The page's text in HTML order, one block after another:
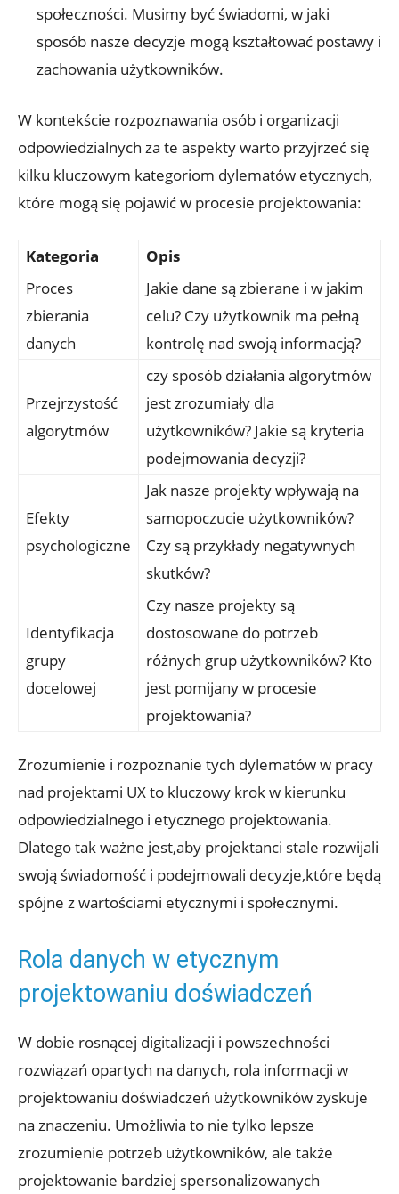
społeczności. Musimy być świadomi, w jaki
sposób nasze decyzje mogą kształtować postawy i
zachowania użytkowników.
W kontekście rozpoznawania osób i organizacji
odpowiedzialnych za te aspekty warto przyjrzeć się
kilku kluczowym kategoriom dylematów etycznych,
które mogą się pojawić w procesie projektowania:
Kategoria
Opis
Proces
zbierania
danych
Jakie dane są zbierane i w jakim
celu? Czy użytkownik ma pełną
kontrolę nad swoją informacją?
Przejrzystość
algorytmów
czy sposób działania algorytmów
jest zrozumiały dla
użytkowników? Jakie są kryteria
podejmowania decyzji?
Efekty
psychologiczne
Jak nasze projekty wpływają na
samopoczucie użytkowników?
Czy są przykłady negatywnych
skutków?
Identyfikacja
grupy
docelowej
Czy nasze projekty są
dostosowane do potrzeb
różnych grup użytkowników? Kto
jest pomijany w procesie
projektowania?
Zrozumienie i rozpoznanie tych dylematów w pracy
nad projektami UX to kluczowy krok w kierunku
odpowiedzialnego i etycznego projektowania.
Dlatego tak ważne jest,aby projektanci stale rozwijali
swoją świadomość i podejmowali decyzje,które będą
spójne z wartościami etycznymi i społecznymi.
Rola danych w etycznym
projektowaniu doświadczeń
W dobie rosnącej digitalizacji i powszechności
rozwiązań opartych na danych, rola informacji w
projektowaniu doświadczeń użytkowników zyskuje
na znaczeniu. Umożliwia to nie tylko lepsze
zrozumienie potrzeb użytkowników, ale także
projektowanie bardziej spersonalizowanych